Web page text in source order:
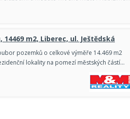
m2, Liberec, ul. Ještědská
pozemků o celkové výměře 14.469 m2
lokality na pomezí městských částí…